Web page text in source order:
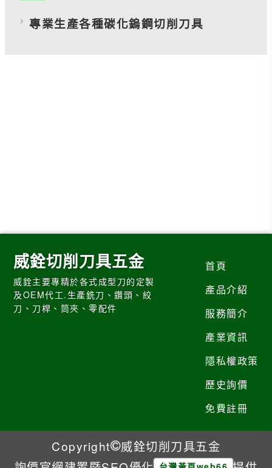
專業生產各種碳化鎢鋼切削刀具
威銓切削刀具五金
威銓主要專精於各式成型刀的定製
及OEM代工.生產銑刀、鑽頭、絞
刀、刀桿、筒夾、零配件
首頁
產品介紹
服務簡介
產業資訊
隱私權政策
歷史詢價
免費註冊
Copyright
威銓切削刀具五金